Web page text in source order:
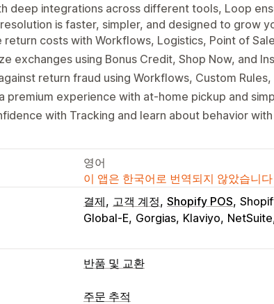
deep integrations across different tools, Loop
is faster, simpler, and designed to grow
return costs with Workflows, Logistics, Point of
exchanges using Bonus Credit, Shop Now, and
return fraud using Workflows, Custom
premium experience with at-home pickup and
with Tracking and learn about behavior
영어
이 앱은 한국어로 번역되지 않았습니다
결제 고객 계정 Shopify POS
Global-E Gorgias Klaviyo NetSuite
반품 및 교환
반품 옵션
주문 추적